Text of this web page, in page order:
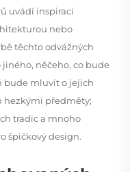
uvádí inspiraci
nebo
těchto odvážných
něčeho, co bude
bude mluvit o jejich
hezkými předměty;
tradic a mnoho
špičkový design.